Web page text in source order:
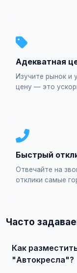
Адекватная
Изучите рынок и
цену — это
Быстрый
Отвечайте на
отклики самые
Часто
Как
"Автокресла"?